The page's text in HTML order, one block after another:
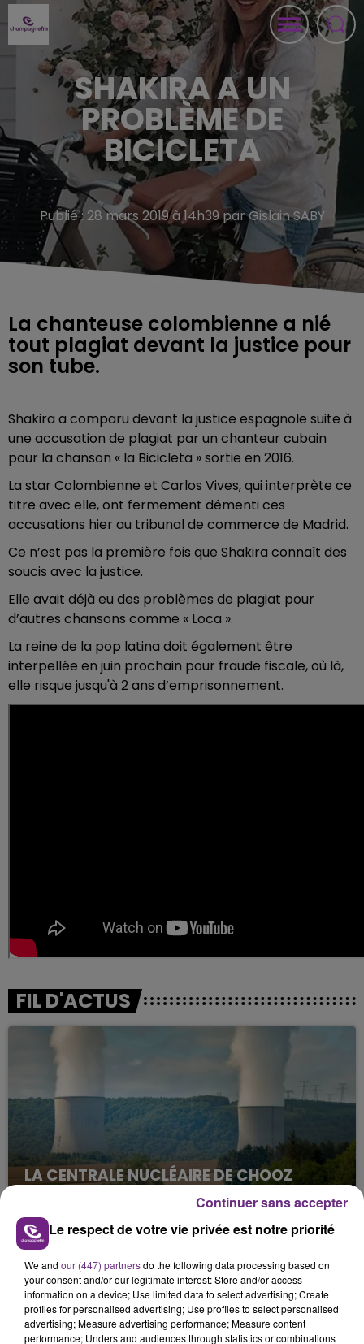
SHAKIRA A UN
PROBLÈME DE
BICICLETA
Publié : 28 mars 2019 à 14h39 par Gislain SABY
La chanteuse colombienne a nié
tout plagiat devant la justice pour
son tube.
Shakira a comparu devant la justice espagnole suite à
une accusation de plagiat par un chanteur cubain
pour la chanson « la Bicicleta » sortie en 2016.
La star Colombienne et Carlos Vives, qui interprète ce
titre avec elle, ont fermement démenti ces
accusations hier au tribunal de commerce de Madrid.
Ce n’est pas la première fois que Shakira connaît des
soucis avec la justice.
Elle avait déjà eu des problèmes de plagiat pour
d’autres chansons comme « Loca ».
La reine de la pop latina doit également être
interpellée en juin prochain pour fraude fiscale, où là,
elle risque jusqu'à 2 ans d’emprisonnement.
FIL D'ACTUS
LA CENTRALE NUCLÉAIRE DE CHOOZ
Cela fait déjà une semaine que la centrale
nucléaire ardennaise est à l'arrêt. Une situation
justifiée par la sécheresse intense qui est toujours
présente.
Le respect de votre vie privée est notre priorité
We and our (447) partnersdo the following data processing based on
your consent and/or our legitimate interest: Store and/or access
information on a device; Use limited data to select advertising; Create
profiles for personalised advertising; Use profiles to select personalised
advertising; Measure advertising performance; Measure content
performance; Understand audiences through statistics or combinations
Continuer sans accepter